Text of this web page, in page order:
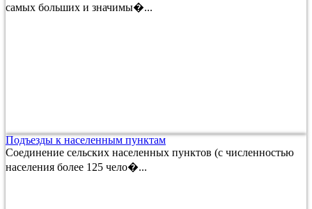
самых больших и значимы�...
Подъезды к населенным пунктам
Соединение сельских населенных пунктов (с численностью
населения более 125 чело�...